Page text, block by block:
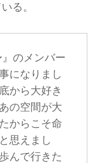
る。
』のメンバー
になりまし
から大好き
の空間が大
からこそ命
思えまし
んで行きた